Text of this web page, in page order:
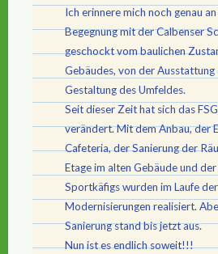
Ich erinnere mich noch genau
Begegnung mit der Calbenser
geschockt vom baulichen
Gebäudes, von der Ausstattung
Gestaltung des Umfeldes.
Seit dieser Zeit hat sich das
verändert. Mit dem Anbau, der
Cafeteria, der Sanierung der
Etage im alten Gebäude und
Sportkäfigs wurden im Laufe
Modernisierungen realisiert.
Sanierung stand bis jetzt aus.
Nun ist es endlich soweit!!!